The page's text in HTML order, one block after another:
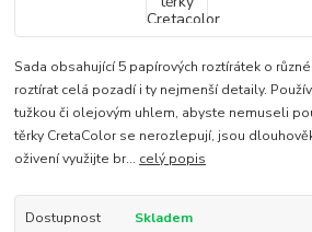
Sada obsahující 5 papírových roztírátek o
roztírat celá pozadí i ty nejmenší detaily.
tužkou či olejovým uhlem, abyste nemuseli
těrky CretaColor se nerozlepují, jsou
oživení využijte br... celý popis
Dostupnost Skladem